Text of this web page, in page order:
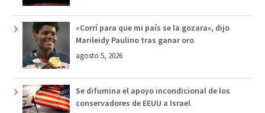
«Corrí para que mi país se la gozara», dijo
Marileidy Paulino tras ganar oro
agosto 5, 2026
Se difumina el apoyo incondicional de los
conservadores de EEUU a Israel